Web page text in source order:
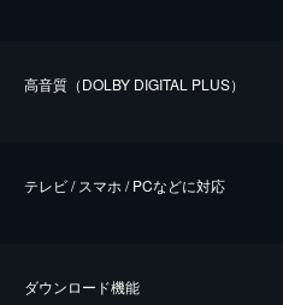
⾼⾳質（DOLBY DIGITAL PLUS）
テレビ / スマホ / PCなどに対応
ダウンロード機能